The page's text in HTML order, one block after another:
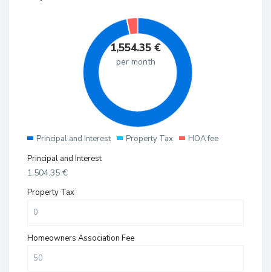
1,554.35 €
per month
Principal and Interest Property Tax
HOA fee
Principal and Interest
1,504.35 €
Property Tax
Homeowners Association Fee